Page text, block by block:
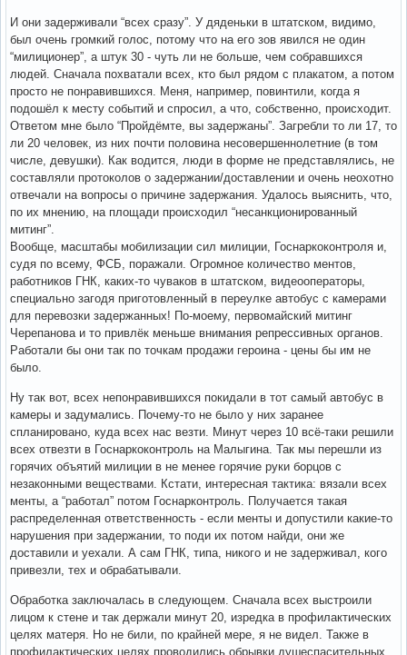
И они задерживали “всех сразу”. У дяденьки в штатском, видимо,
был очень громкий голос, потому что на его зов явился не один
“милиционер”, а штук 30 - чуть ли не больше, чем собравшихся
людей. Сначала похватали всех, кто был рядом с плакатом, а потом
просто не понравившихся. Меня, например, повинтили, когда я
подошёл к месту событий и спросил, а что, собственно, происходит.
Ответом мне было “Пройдёмте, вы задержаны”. Загребли то ли 17, то
ли 20 человек, из них почти половина несовершеннолетние (в том
числе, девушки). Как водится, люди в форме не представлялись, не
составляли протоколов о задержании/доставлении и очень неохотно
отвечали на вопросы о причине задержания. Удалось выяснить, что,
по их мнению, на площади происходил “несанкционированный
митинг”.
Вообще, масштабы мобилизации сил милиции, Госнаркоконтроля и,
судя по всему, ФСБ, поражали. Огромное количество ментов,
работников ГНК, каких-то чуваков в штатском, видеооператоры,
специально загодя приготовленный в переулке автобус с камерами
для перевозки задержанных! По-моему, первомайский митинг
Черепанова и то привлёк меньше внимания репрессивных органов.
Работали бы они так по точкам продажи героина - цены бы им не
было.
Ну так вот, всех непонравившихся покидали в тот самый автобус в
камеры и задумались. Почему-то не было у них заранее
спланировано, куда всех нас везти. Минут через 10 всё-таки решили
всех отвезти в Госнаркоконтроль на Малыгина. Так мы перешли из
горячих объятий милиции в не менее горячие руки борцов с
незаконными веществами. Кстати, интересная тактика: вязали всех
менты, а “работал” потом Госнарконтроль. Получается такая
распределенная ответственность - если менты и допустили какие-то
нарушения при задержании, то поди их потом найди, они же
доставили и уехали. А сам ГНК, типа, никого и не задерживал, кого
привезли, тех и обрабатывали.
Обработка заключалась в следующем. Сначала всех выстроили
лицом к стене и так держали минут 20, изредка в профилактических
целях матеря. Но не били, по крайней мере, я не видел. Также в
профилактических целях проводились обрывки душеспасительных